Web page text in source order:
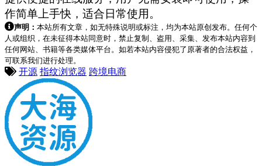
作简单上手快，适合日常使用。
声明： 本站所有文章，如无特殊说明或标注，均为本站原创发布。任何个
人或组织，在未征得本站同意时，禁止复制、盗用、采集、发布本站内容到
任何网站、书籍等各类媒体平台。如若本站内容侵犯了原著者的合法权益，
可联系我们进行处理。
开源 指纹浏览器 跨境电商